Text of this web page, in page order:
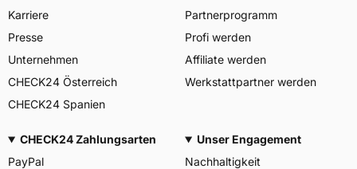
Karriere
Presse
Unternehmen
CHECK24 Österreich
CHECK24 Spanien
Partnerprogramm
Profi werden
Affiliate werden
Werkstattpartner werden
CHECK24 Zahlungsarten
PayPal
Unser Engagement
Nachhaltigkeit